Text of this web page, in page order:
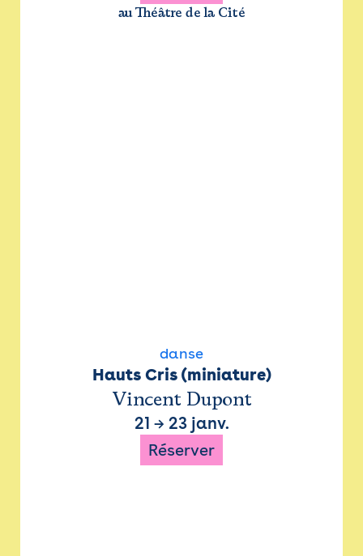
au Théâtre de la Cité
danse
Hauts Cris (miniature)
Vincent Dupont
21 → 23 janv.
Réserver